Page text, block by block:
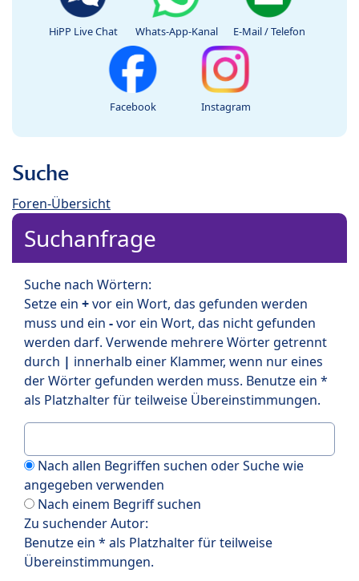
HiPP Live Chat Whats-App-Kanal E-Mail / Telefon
Facebook Instagram
Suche
Foren-Übersicht
Suchanfrage
Suche nach Wörtern:
Setze ein +vor ein Wort, das gefunden werden
muss und ein -vor ein Wort, das nicht gefunden
werden darf. Verwende mehrere Wörter getrennt
durch | innerhalb einer Klammer, wenn nur eines
der Wörter gefunden werden muss. Benutze ein *
als Platzhalter für teilweise Übereinstimmungen.
Nach allen Begriffen suchen oder Suche wie
angegeben verwenden
Nach einem Begriff suchen
Zu suchender Autor:
Benutze ein * als Platzhalter für teilweise
Übereinstimmungen.